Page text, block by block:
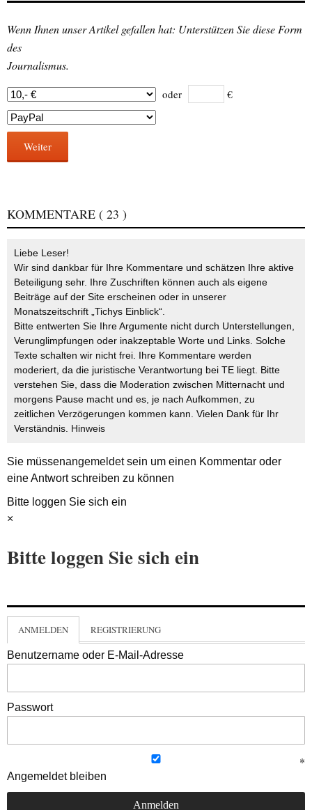
Wenn Ihnen unser Artikel gefallen hat: Unterstützen Sie diese Form
des
Journalismus.
oder €
Weiter
KOMMENTARE ( 23 )
Liebe Leser!
Wir sind dankbar für Ihre Kommentare und schätzen Ihre aktive
Beteiligung sehr. Ihre Zuschriften können auch als eigene
Beiträge auf der Site erscheinen oder in unserer
Monatszeitschrift „Tichys Einblick“.
Bitte entwerten Sie Ihre Argumente nicht durch Unterstellungen,
Verunglimpfungen oder inakzeptable Worte und Links. Solche
Texte schalten wir nicht frei. Ihre Kommentare werden
moderiert, da die juristische Verantwortung bei TE liegt. Bitte
verstehen Sie, dass die Moderation zwischen Mitternacht und
morgens Pause macht und es, je nach Aufkommen, zu
zeitlichen Verzögerungen kommen kann. Vielen Dank für Ihr
Verständnis. Hinweis
Sie müssenangemeldetsein um einen Kommentar oder
eine Antwort schreiben zu können
Bitte loggen Sie sich ein
×
Bitte loggen Sie sich ein
ANMELDEN REGISTRIERUNG
Benutzername oder E-Mail-Adresse
Passwort
Angemeldet bleiben